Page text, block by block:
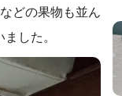
どの果物も並ん
した。